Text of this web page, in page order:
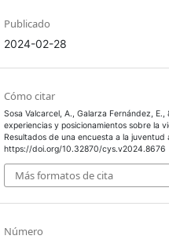
Publicado
2024-02-28
Cómo citar
Sosa Valcarcel, A., Galarza Fernández,
experiencias y posicionamientos sobre la
Resultados de una encuesta a la juventud
https://doi.org/10.32870/cys.v2024.8676
Más formatos de cita
Número